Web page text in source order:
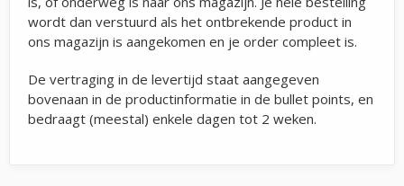
wordt dan verstuurd als het ontbrekende product in
ons magazijn is aangekomen en je order compleet is.
De vertraging in de levertijd staat aangegeven
bovenaan in de productinformatie in de bullet points, en
bedraagt (meestal) enkele dagen tot 2 weken.